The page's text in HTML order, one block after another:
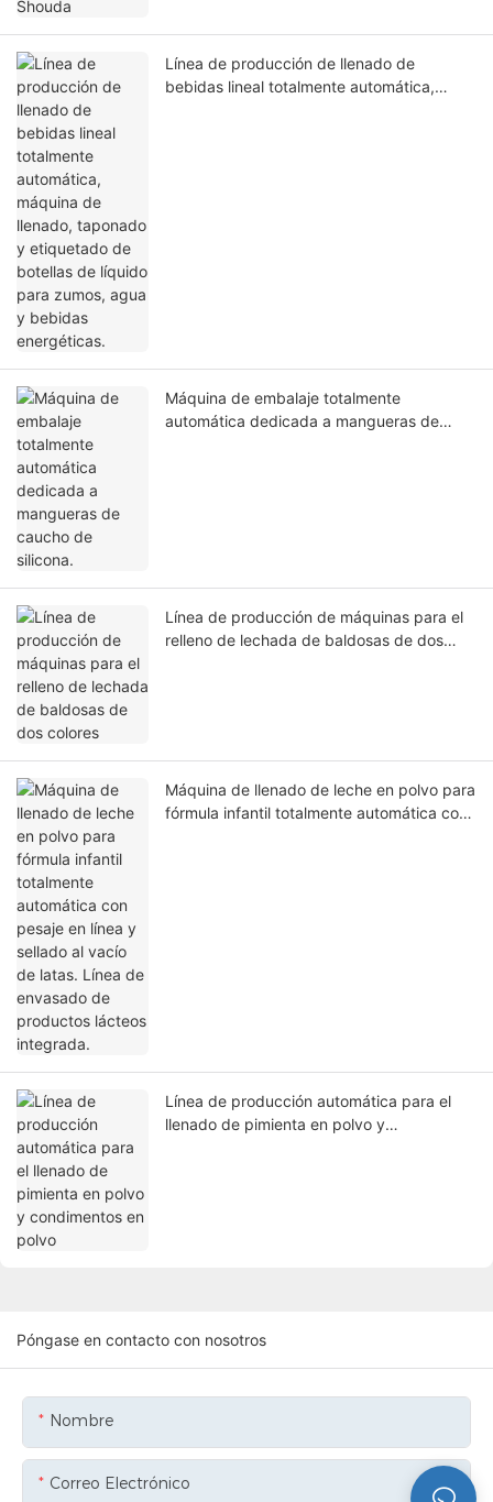
Línea de producción de llenado de
bebidas lineal totalmente automática,
Máquina de embalaje totalmente
automática dedicada a mangueras de
Línea de producción de máquinas para el
relleno de lechada de baldosas de dos
Máquina de llenado de leche en polvo para
fórmula infantil totalmente automática con
Línea de producción automática para el
llenado de pimienta en polvo y
Póngase en contacto con nosotros
Nombre
Correo Electrónico